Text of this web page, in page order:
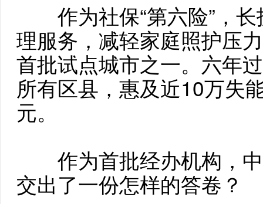
作为社保“第六险”，长
理服务，减轻家庭照护压
首批试点城市之一。六年
所有区县，惠及近10万失
元。
作为首批经办机构，中
交出了一份怎样的答卷？